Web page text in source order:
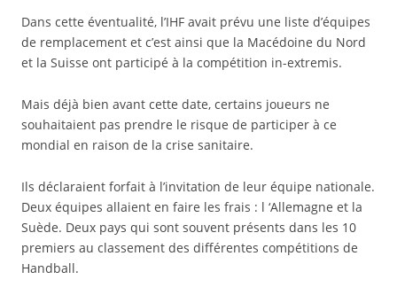
Dans cette éventualité, l’IHF avait prévu une liste d’équipes
de remplacement et c’est ainsi que la Macédoine du Nord
et la Suisse ont participé à la compétition in-extremis.
Mais déjà bien avant cette date, certains joueurs ne
souhaitaient pas prendre le risque de participer à ce
mondial en raison de la crise sanitaire.
Ils déclaraient forfait à l’invitation de leur équipe nationale.
Deux équipes allaient en faire les frais : l ‘Allemagne et la
Suède. Deux pays qui sont souvent présents dans les 10
premiers au classement des différentes compétitions de
Handball.